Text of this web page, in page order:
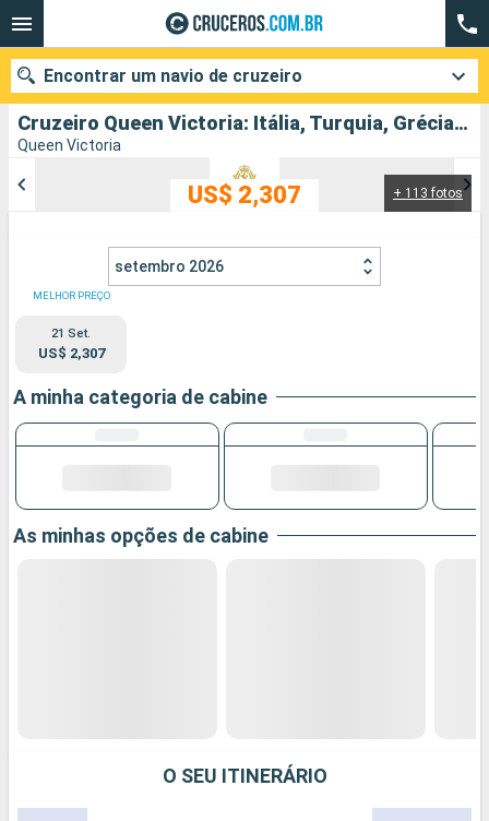
Cruzeiro Queen Victoria: Itália, Turquia, Grécia partindo de Civitavecchia (Roma)
Queen Victoria
+ 113 fotos
US$ 2,307
setembro 2026
MELHOR PREÇO
21 Set.
US$ 2,307
A minha categoria de cabine
As minhas opções de cabine
O SEU ITINERÁRIO
Encontrar um navio de cruzeiro
Data de partida
Cidades